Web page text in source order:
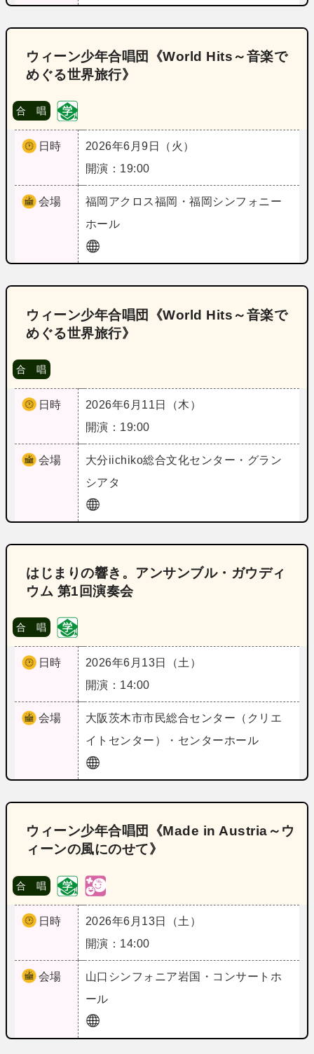
ウィーン少年合唱団《World Hits～音楽で
めぐる世界旅行》
合 唱
日時
2026年6月9日（火）
開演：19:00
会場 福岡 アクロス福岡・福岡シンフォニー
ホール
ウィーン少年合唱団《World Hits～音楽で
めぐる世界旅行》
合 唱
日時
2026年6月11日（木）
開演：19:00
会場 大分iichiko総合文化センター・グラン
シアタ
はじまりの響き。アンサンブル・ガウディ
ウム 第1回演奏会
合 唱
日時
2026年6月13日（土）
開演：14:00
会場 大阪茨木市市民総合センター（クリエ
イトセンター）・センターホール
ウィーン少年合唱団《Made in Austria～ウ
ィーンの風にのせて》
合 唱
日時
2026年6月13日（土）
開演：14:00
会場 山口 シンフォニア岩国・コンサートホ
ール